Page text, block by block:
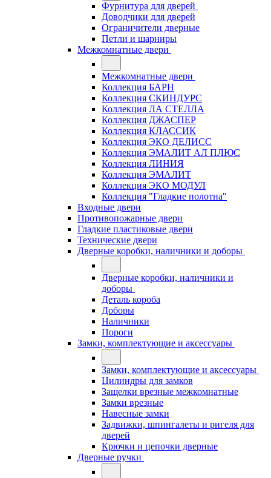
Фурнитура для дверей
Доводчики для дверей
Ограничители дверные
Петли и шарниры
Межкомнатные двери
Межкомнатные двери
Коллекция БАРН
Коллекция СКИНДУРС
Коллекция ЛА СТЕЛЛА
Коллекция ДЖАСПЕР
Коллекция КЛАССИК
Коллекция ЭКО ДЕЛИСС
Коллекция ЭМАЛИТ АЛ ПЛЮС
Коллекция ЛИНИЯ
Коллекция ЭМАЛИТ
Коллекция ЭКО МОДУЛ
Коллекция "Гладкие полотна"
Входные двери
Противопожарные двери
Гладкие пластиковые двери
Технические двери
Дверные коробки, наличники и доборы
Дверные коробки, наличники и
доборы
Деталь короба
Доборы
Наличники
Пороги
Замки, комплектующие и аксессуары
Замки, комплектующие и аксессуары
Цилиндры для замков
Защелки врезные межкомнатные
Замки врезные
Навесные замки
Задвижки, шпингалеты и ригеля для
дверей
Крючки и цепочки дверные
Дверные ручки